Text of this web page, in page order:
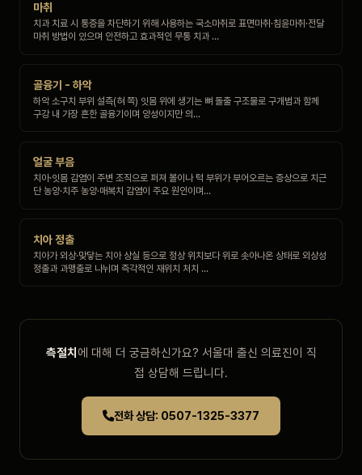
마취
치과 치료 시 통증을 차단하기 위해 사용하는 국소마취로 표면마취·침윤마취·전달
마취 방법이 있으며 안전하고 효과적인 무통 치과 …
골융기 - 하악
하악 소구치 부위 설측(혀 쪽) 잇몸 위에 생기는 뼈 돌출 구조물로 구개범과 함께
구강 내 가장 흔한 골융기이며 양성이지만 의…
얼굴 부음
치아·잇몸 감염이 주변 조직으로 퍼져 볼이나 턱 부위가 부어오르는 증상으로 치근
단 농양·치주 농양·매복치 감염이 주요 원인이며…
치아 정출
치아가 외상·맞닿는 치아 상실 등으로 정상 위치보다 위로 솟아나온 상태로 외상성
정출과 과맹출로 나뉘며 즉각적인 재위치 처치 …
측절치 에 대해 더 궁금하신가요? 서울대 출신 의료진이 직
접 상담해 드립니다.
전화 상담: 0507-1325-3377